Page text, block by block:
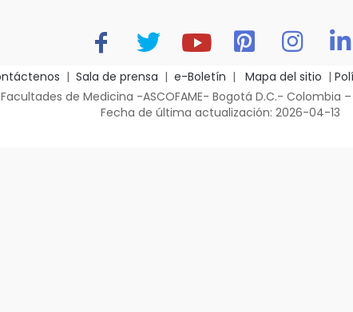
| Sala de prensa | e-Boletín | Mapa del sitio |
de Medicina -ASCOFAME- Bogotá D.C.- Colombia –
Fecha de última actualización: 2026-04-13